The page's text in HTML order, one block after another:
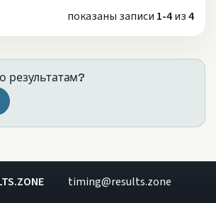
показаны записи 1-4из4
результатам?
timing@results.zone